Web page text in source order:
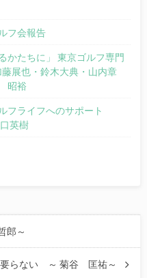
フ会報告
かたちに」 東京ゴルフ専門
展也・鈴木大典・山内章
昭裕
フライフへのサポート
英樹
郎～
要らない ～ 菊谷 匡祐～